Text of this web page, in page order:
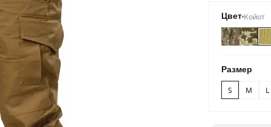
Цвет Койот
Размер
S M L